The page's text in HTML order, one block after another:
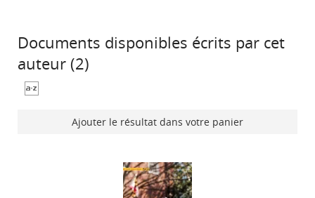
Documents disponibles écrits par cet
auteur (2)
Ajouter le résultat dans votre panier